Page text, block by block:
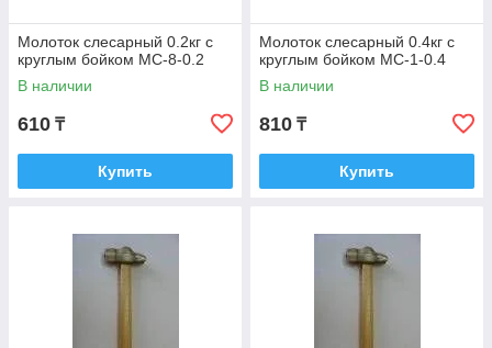
Молоток слесарный 0.2кг с
круглым бойком МС-8-0.2
В наличии
610 ₸
Купить
Молоток слесарный 0.4кг с
круглым бойком МС-1-0.4
В наличии
810 ₸
Купить